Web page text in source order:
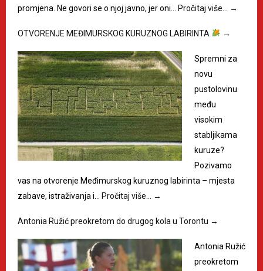
promjena. Ne govori se o njoj javno, jer oni…
Pročitaj više… →
OTVORENJE MEĐIMURSKOG KURUZNOG LABIRINTA →
Spremni za
novu
pustolovinu
među
visokim
stabljikama
kuruze?
Pozivamo
vas na otvorenje Međimurskog kuruznog labirinta – mjesta
zabave, istraživanja i…
Pročitaj više… →
Antonia Ružić preokretom do drugog kola u Torontu →
Antonia Ružić
preokretom